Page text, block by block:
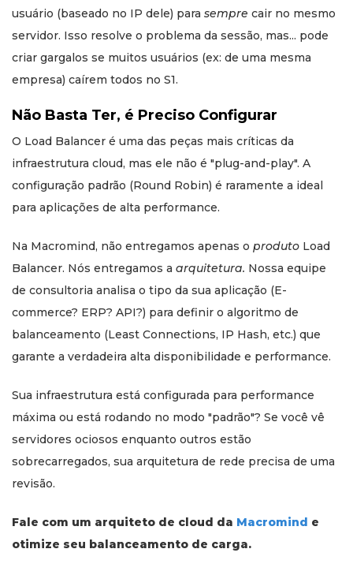
usuário (baseado no IP dele) para sempre cair no mesmo
servidor. Isso resolve o problema da sessão, mas... pode
criar gargalos se muitos usuários (ex: de uma mesma
empresa) caírem todos no S1.
Não Basta Ter, é Preciso Configurar
O Load Balancer é uma das peças mais críticas da
infraestrutura cloud, mas ele não é "plug-and-play". A
configuração padrão (Round Robin) é raramente a ideal
para aplicações de alta performance.
Na Macromind, não entregamos apenas o produto Load
Balancer. Nós entregamos a arquitetura. Nossa equipe
de consultoria analisa o tipo da sua aplicação (E-
commerce? ERP? API?) para definir o algoritmo de
balanceamento (Least Connections, IP Hash, etc.) que
garante a verdadeira alta disponibilidade e performance.
Sua infraestrutura está configurada para performance
máxima ou está rodando no modo "padrão"? Se você vê
servidores ociosos enquanto outros estão
sobrecarregados, sua arquitetura de rede precisa de uma
revisão.
Fale com um arquiteto de cloud da Macromind e
otimize seu balanceamento de carga.